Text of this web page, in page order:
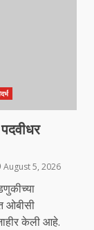
August 5, 2026
ओबीसी
केली आहे.